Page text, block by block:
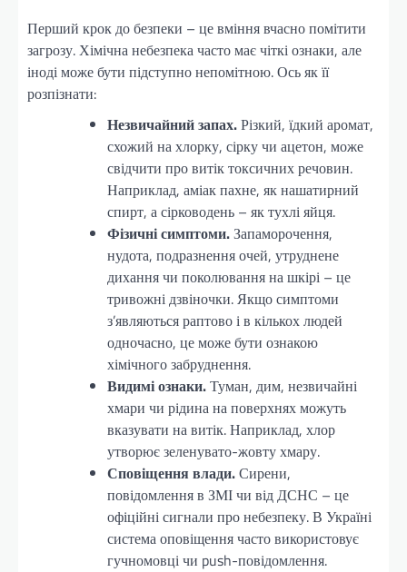
Перший крок до безпеки – це вміння вчасно помітити
загрозу. Хімічна небезпека часто має чіткі ознаки, але
іноді може бути підступно непомітною. Ось як її
розпізнати:
Незвичайний запах.Різкий, їдкий аромат,
схожий на хлорку, сірку чи ацетон, може
свідчити про витік токсичних речовин.
Наприклад, аміак пахне, як нашатирний
спирт, а сірководень – як тухлі яйця.
Фізичні симптоми.Запаморочення,
нудота, подразнення очей, утруднене
дихання чи поколювання на шкірі – це
тривожні дзвіночки. Якщо симптоми
з’являються раптово і в кількох людей
одночасно, це може бути ознакою
хімічного забруднення.
Видимі ознаки.Туман, дим, незвичайні
хмари чи рідина на поверхнях можуть
вказувати на витік. Наприклад, хлор
утворює зеленувато-жовту хмару.
Сповіщення влади.Сирени,
повідомлення в ЗМІ чи від ДСНС – це
офіційні сигнали про небезпеку. В Україні
система оповіщення часто використовує
гучномовці чи push-повідомлення.